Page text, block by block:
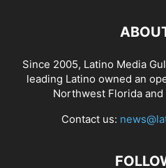
Since 2005, Latino Media
leading Latino owned an
Northwest Florida and
Contact us: